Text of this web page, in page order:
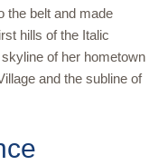
the belt and made
hills of the Italic
of her hometown
and the subline of